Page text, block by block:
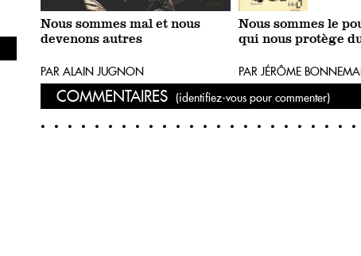
Nous sommes mal et nous
devenons autres
PAR ALAIN JUGNON
Nous sommes le
qui nous protège
PAR JÉRÔME
COMMENTAIRES(identifiez-vous pour commenter)